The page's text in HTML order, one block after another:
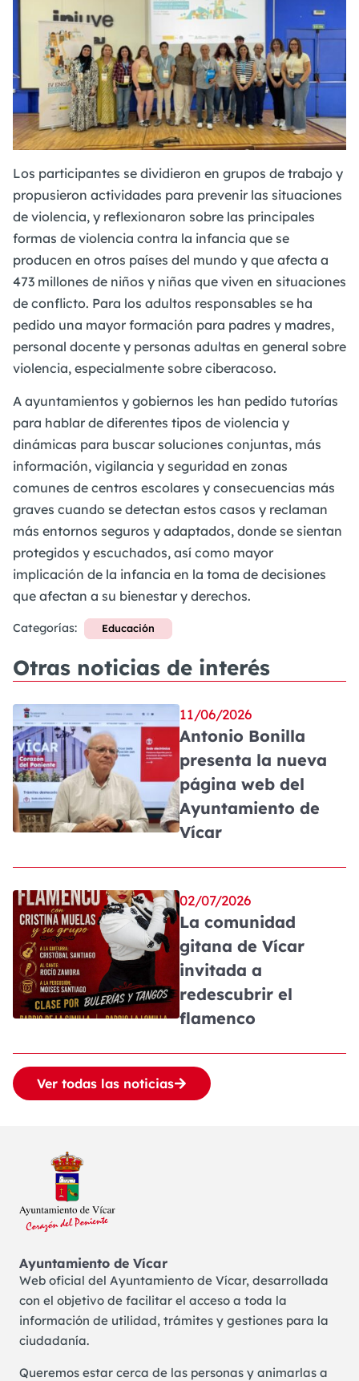
Los participantes se dividieron en grupos de trabajo y
propusieron actividades para prevenir las situaciones
de violencia, y reflexionaron sobre las principales
formas de violencia contra la infancia que se
producen en otros países del mundo y que afecta a
473 millones de niños y niñas que viven en situaciones
de conflicto. Para los adultos responsables se ha
pedido una mayor formación para padres y madres,
personal docente y personas adultas en general sobre
violencia, especialmente sobre ciberacoso.
A ayuntamientos y gobiernos les han pedido tutorías
para hablar de diferentes tipos de violencia y
dinámicas para buscar soluciones conjuntas, más
información, vigilancia y seguridad en zonas
comunes de centros escolares y consecuencias más
graves cuando se detectan estos casos y reclaman
más entornos seguros y adaptados, donde se sientan
protegidos y escuchados, así como mayor
implicación de la infancia en la toma de decisiones
que afectan a su bienestar y derechos.
Categorías: Educación
Otras noticias de interés
11/06/2026
Antonio Bonilla
presenta la nueva
página web del
Ayuntamiento de
Vícar
02/07/2026
La comunidad
gitana de Vícar
invitada a
redescubrir el
flamenco
Ver todas las noticias
Ayuntamiento de Vícar
Web oficial del Ayuntamiento de Vícar, desarrollada
con el objetivo de facilitar el acceso a toda la
información de utilidad, trámites y gestiones para la
ciudadanía.
Queremos estar cerca de las personas y animarlas a